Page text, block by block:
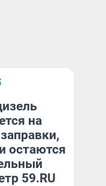
на
остаются
59.RU